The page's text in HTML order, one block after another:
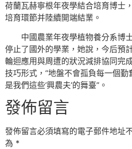
荷蘭瓦赫寧根年夜學結合培育博士
培育環節并陸續開端結業。
中國農業年夜學植物養分系博
停止了國外的學業，她說，今后預
輪迴應用與周遭的狀況減排協同完
技巧形式，“地盤不會孤負每一個
是我們這些‘興農夫’的舞臺”。
發佈留言
發佈留言必須填寫的電子郵件地址
為 *